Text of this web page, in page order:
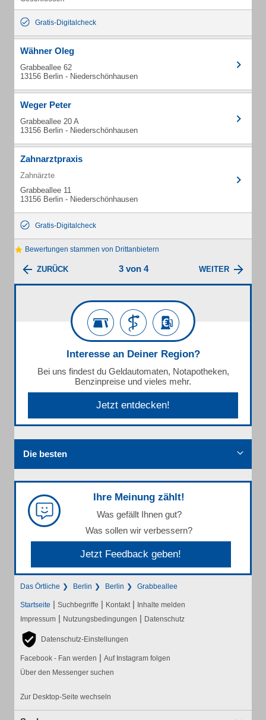
Gratis-Digitalcheck
Wähner Oleg
Grabbeallee 62
13156 Berlin - Niederschönhausen
Weger Peter
Grabbeallee 20 A
13156 Berlin - Niederschönhausen
Zahnarztpraxis
Zahnärzte
Grabbeallee 11
13156 Berlin - Niederschönhausen
Gratis-Digitalcheck
Bewertungen stammen von Drittanbietern
ZURÜCK 3 von 4 WEITER
Interesse an Deiner Region?
Bei uns findest du Geldautomaten, Notapotheken,
Benzinpreise und vieles mehr.
Jetzt entdecken!
Die besten
Ihre Meinung zählt!
Was gefällt Ihnen gut?
Was sollen wir verbessern?
Jetzt Feedback geben!
Das Örtliche Berlin Berlin Grabbeallee
Startseite | Suchbegriffe | Kontakt | Inhalte melden
Impressum | Nutzungsbedingungen | Datenschutz
Datenschutz-Einstellungen
Facebook - Fan werden | Auf Instagram folgen
Über den Messenger suchen
Zur Desktop-Seite wechseln